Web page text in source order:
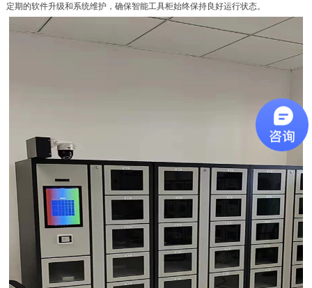
定期的软件升级和系统维护，确保智能工具柜始终保持良好运行状态。